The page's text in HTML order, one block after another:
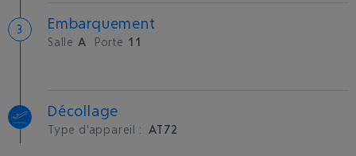
Embarquement
Salle A Porte 11
Décollage
Type d'appareil : AT72